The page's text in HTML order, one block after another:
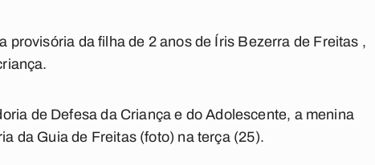
da filha de 2 anos de Íris Bezerra de Freitas ,
de Defesa da Criança e do Adolescente, a menina
da Guia de Freitas (foto) na terça (25).